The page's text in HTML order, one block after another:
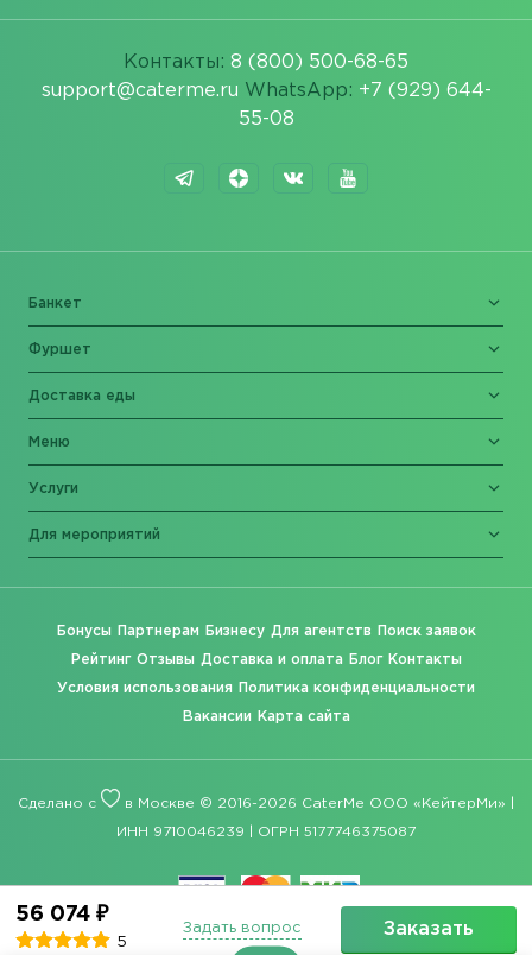
56 074 ₽
5
Заказать
Задать вопрос
Контакты: 8 (800) 500-68-65
support@caterme.ru WhatsApp: +7 (929) 644-
55-08
Банкет
Фуршет
Доставка еды
Меню
Услуги
Для мероприятий
Бонусы Партнерам Бизнесу Для агентств Поиск заявок
Рейтинг Отзывы Доставка и оплата Блог Контакты
Условия использования Политика конфиденциальности
Вакансии Карта сайта
Сделано с в Москве © 2016-2026 CaterMe ООО «КейтерМи» |
ИНН 9710046239 | ОГРН 5177746375087